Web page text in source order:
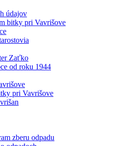
údajov
bitky pri Vavrišove
Zaťko
od roku 1944
pri Vavrišove
zberu odpadu